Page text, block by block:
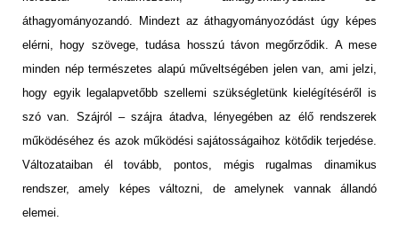
áthagyományozandó. Mindezt az áthagyományozódást úgy képes
elérni, hogy szövege, tudása hosszú távon megőrződik. A mese
minden nép természetes alapú műveltségében jelen van, ami jelzi,
hogy egyik legalapvetőbb szellemi szükségletünk kielégítéséről is
szó van. Szájról – szájra átadva, lényegében az élő rendszerek
működéséhez és azok működési sajátosságaihoz kötődik terjedése.
Változataiban él tovább, pontos, mégis rugalmas dinamikus
rendszer, amely képes változni, de amelynek vannak állandó
elemei.